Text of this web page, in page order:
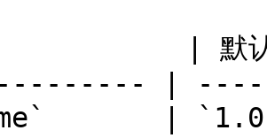
| 默
|
|